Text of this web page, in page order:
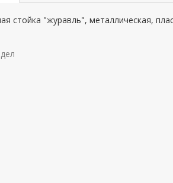
стойка "журавль", металлическая,